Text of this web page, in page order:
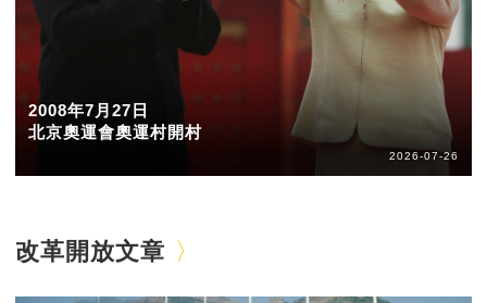
2008年7月27日
北京奧運會奧運村開村
2026-07-26
改革開放文章